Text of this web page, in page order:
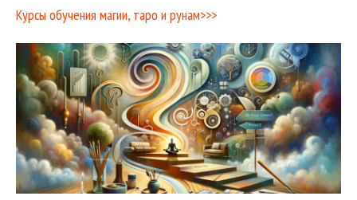
Курсы обучения магии, таро и рунам>>>